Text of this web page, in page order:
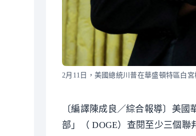
2月11日，美國總統川普在華盛頓特區白
〔編譯陳成良／綜合報導〕美
部」（ DOGE）查閱至少三個聯